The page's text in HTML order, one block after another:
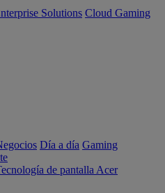
Solutions Cloud Gaming
Día a día Gaming
de pantalla Acer